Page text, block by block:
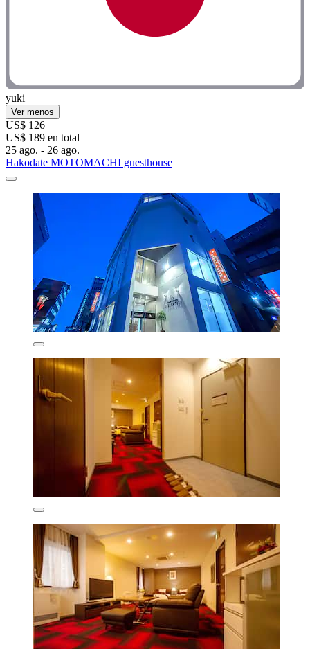
yuki
Ver menos
US$ 126
US$ 189 en total
25 ago. - 26 ago.
Hakodate MOTOMACHI guesthouse